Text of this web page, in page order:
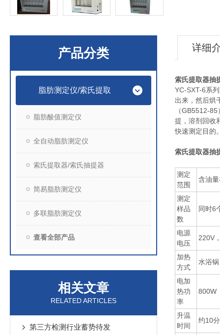
产品分类
脂肪测定仪/索氏提取
脂肪酸值测定仪
全自动脂肪测定仪
索氏提取器/索氏抽提器
简易脂肪测定仪
多联脂肪测定仪
查看全部产品
相关文章
RELATED ARTICLES
第三方检测行业蓄势待发
详细
索氏提取器抽
YC-SXT-6系
出来，然后烘
（GB5512-
提，溶剂回收
快速测定目的
索氏提取器抽
测定
范围
含油
测定
样品
数
同时6
电源
电压
220V
加热
方式
水浴锅
电加
热功
率
800W
升温
时间
约10